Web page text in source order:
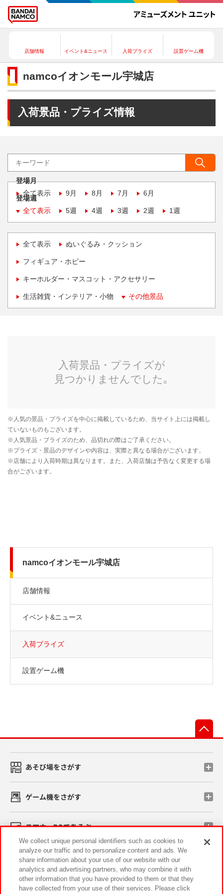
店舗情報 イベント&ニュース 入荷プライズ 設置ゲーム機
namcoイオンモール宇城店
入荷景品・プライズ情報
登場月
全て表示
9月 8月 7月 6月
登場週
全て表示
5週 4週 3週 2週 1週
全て表示 ぬいぐるみ・クッション
フィギュア・ホビー
キーホルダー・マスコット・アクセサリー
生活雑貨・インテリア・小物 その他景品
namcoイオンモール宇城店
店舗情報
イベント&ニュース
入荷プライズ
設置ゲーム機
あそび場をさがす
ゲーム機をさがす
スマホ・PCであそぶ
イベント・キャンペーン
We collect unique personal identifiers such as cookies to
analyze our traffic and to personalize content and ads. We
share information about your use of our website with our
analytics and advertising partners, who may combine it with
other information that you have provided to them or that they
have collected from your use of their services. Please click